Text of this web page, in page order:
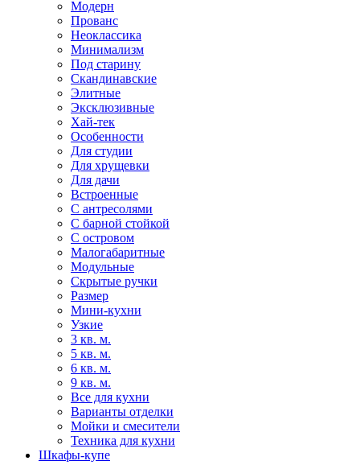
Модерн
Прованс
Неоклассика
Минимализм
Под старину
Скандинавские
Элитные
Эксклюзивные
Хай-тек
Особенности
Для студии
Для хрущевки
Для дачи
Встроенные
С антресолями
С барной стойкой
С островом
Малогабаритные
Модульные
Скрытые ручки
Размер
Мини-кухни
Узкие
3 кв. м.
5 кв. м.
6 кв. м.
9 кв. м.
Все для кухни
Варианты отделки
Мойки и смесители
Техника для кухни
Шкафы-купе